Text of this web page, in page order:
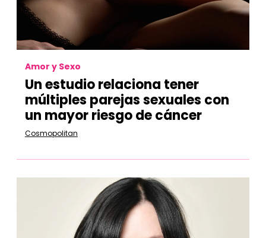
Amor y Sexo
Un estudio relaciona tener
múltiples parejas sexuales con
un mayor riesgo de cáncer
Cosmopolitan